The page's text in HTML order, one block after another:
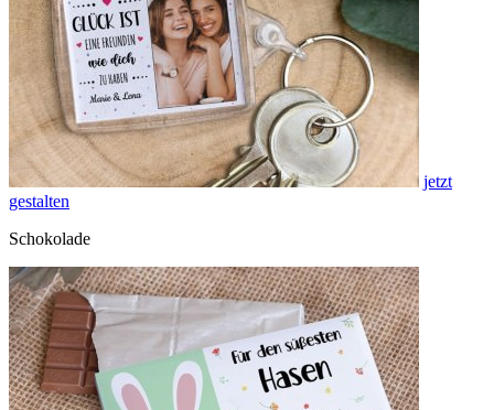
jetzt
gestalten
Schokolade